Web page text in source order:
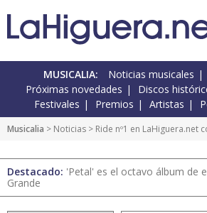
MUSICALIA: Noticias musicales
Próximas novedades
Discos
Festivales
Premios Artistas
Musicalia > Noticias > Ride nº1 en LaHiguera.net
Destacado: 'Petal' es el octavo álbum de
Grande